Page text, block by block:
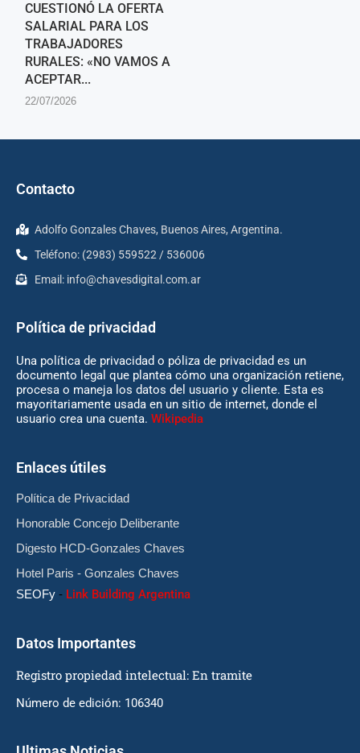
CUESTIONÓ LA OFERTA
SALARIAL PARA LOS
TRABAJADORES
RURALES: «NO VAMOS A
ACEPTAR...
22/07/2026
Contacto
Adolfo Gonzales Chaves, Buenos Aires, Argentina.
Teléfono: (2983) 559522 / 536006
Email: info@chavesdigital.com.ar
Política de privacidad
Una política de privacidad o póliza de privacidad es un
documento legal que plantea cómo una organización retiene,
procesa o maneja los datos del usuario y cliente. Esta es
mayoritariamente usada en un sitio de internet, donde el
usuario crea una cuenta. Wikipedia
Enlaces útiles
Política de Privacidad
Honorable Concejo Deliberante
Digesto HCD-Gonzales Chaves
Hotel Paris - Gonzales Chaves
SEOFy - Link Building Argentina
Datos Importantes
Registro propiedad intelectual: En tramite
Número de edición: 106340